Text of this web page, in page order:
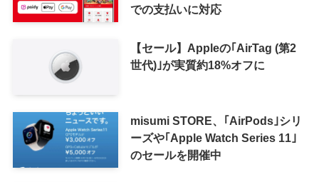
での支払いに対応
【セール】Appleの｢AirTag (第2
世代)｣が実質約18%オフに
misumi STORE、｢AirPods｣シリ
ーズや｢Apple Watch Series 11｣
のセールを開催中